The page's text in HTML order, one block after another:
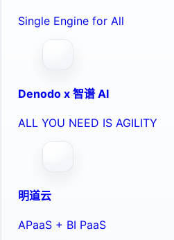
Single Engine for All
Denodo x 智谱 AI
ALL YOU NEED IS AGILITY
明道云
APaaS + BI PaaS